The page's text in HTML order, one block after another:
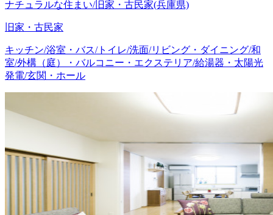
ナチュラルな住まい/旧家・古民家(兵庫県)
旧家・古民家
キッチン/浴室・バス/トイレ/洗面/リビング・ダイニング/和
室/外構（庭）・バルコニー・エクステリア/給湯器・太陽光
発電/玄関・ホール